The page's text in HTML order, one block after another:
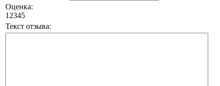
Оценка:
1 2345
Текст отзыва: